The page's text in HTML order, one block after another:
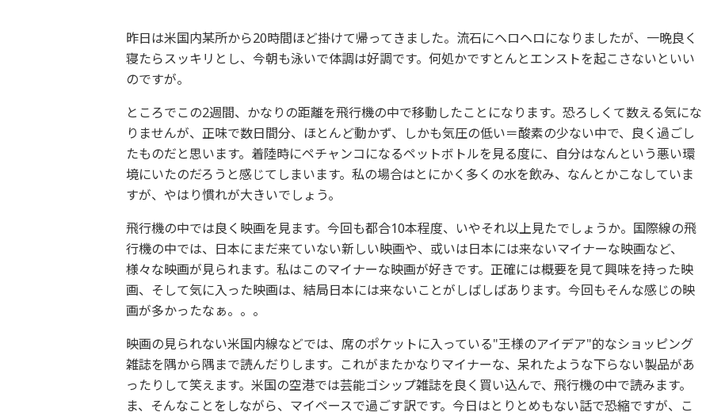
昨日は米国内某所から20時間ほど掛けて帰ってきました。流石にヘロヘロになりましたが、一晩良く
寝たらスッキリとし、今朝も泳いで体調は好調です。何処かですとんとエンストを起こさないといい
のですが。
ところでこの2週間、かなりの距離を飛行機の中で移動したことになります。恐ろしくて数える気にな
りませんが、正味で数日間分、ほとんど動かず、しかも気圧の低い＝酸素の少ない中で、良く過ごし
たものだと思います。着陸時にペチャンコになるペットボトルを見る度に、自分はなんという悪い環
境にいたのだろうと感じてしまいます。私の場合はとにかく多くの水を飲み、なんとかこなしていま
すが、やはり慣れが大きいでしょう。
飛行機の中では良く映画を見ます。今回も都合10本程度、いやそれ以上見たでしょうか。国際線の飛
行機の中では、日本にまだ来ていない新しい映画や、或いは日本には来ないマイナーな映画など、
様々な映画が見られます。私はこのマイナーな映画が好きです。正確には概要を見て興味を持った映
画、そして気に入った映画は、結局日本には来ないことがしばしばあります。今回もそんな感じの映
画が多かったなぁ。。。
映画の見られない米国内線などでは、席のポケットに入っている"王様のアイデア"的なショッピング
雑誌を隅から隅まで読んだりします。これがまたかなりマイナーな、呆れたような下らない製品があ
ったりして笑えます。米国の空港では芸能ゴシップ雑誌を良く買い込んで、飛行機の中で読みます。
ま、そんなことをしながら、マイペースで過ごす訳です。今日はとりとめもない話で恐縮ですが、こ